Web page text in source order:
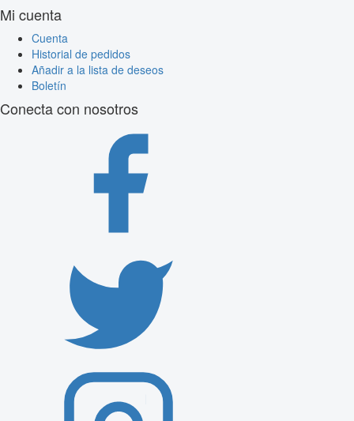
Mi cuenta
Cuenta
Historial de pedidos
Añadir a la lista de deseos
Boletín
Conecta con nosotros